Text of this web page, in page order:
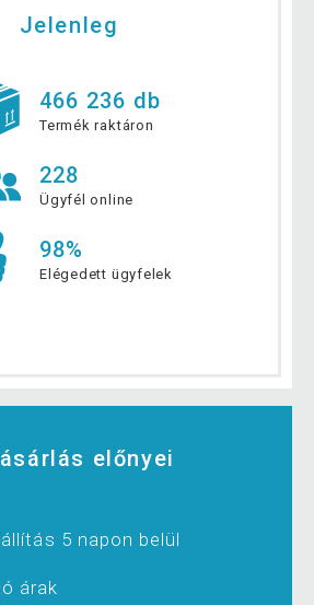
Jelenleg
466 236 db
Termék raktáron
228
Ügyfél online
98%
Elégedett ügyfelek
előnyei
5 napon belül
árak